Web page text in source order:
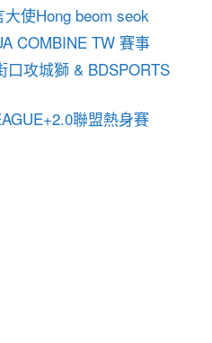
使Hong beom seok
COMBINE TW 賽事
口攻城獅 & BDSPORTS
聯盟熱身賽